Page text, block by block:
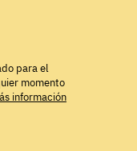
para el
momento
información